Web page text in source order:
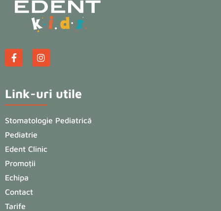
Link-uri utile
Stomatologie Pediatrică
Pediatrie
Edent Clinic
Promoții
Echipa
Contact
Tarife